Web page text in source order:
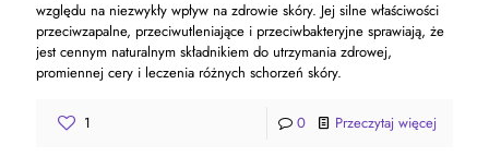
względu na niezwykły wpływ na zdrowie skóry. Jej silne właściwości
przeciwzapalne, przeciwutleniające i przeciwbakteryjne sprawiają, że
jest cennym naturalnym składnikiem do utrzymania zdrowej,
promiennej cery i leczenia różnych schorzeń skóry.
1 0 Przeczytaj więcej